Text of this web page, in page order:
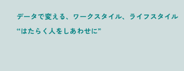
データで変える、ワークスタイル、ライフスタイル
“はたらく人をしあわせに”